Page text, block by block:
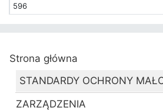
596
Strona główna
STANDARDY OCHRONY
ZARZĄDZENIA